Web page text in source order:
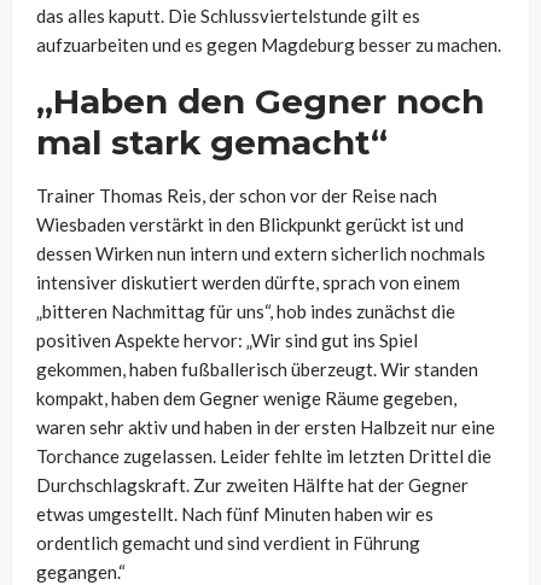
das alles kaputt. Die Schlussviertelstunde gilt es
aufzuarbeiten und es gegen Magdeburg besser zu machen.
„Haben den Gegner noch
mal stark gemacht“
Trainer Thomas Reis, der schon vor der Reise nach
Wiesbaden verstärkt in den Blickpunkt gerückt ist und
dessen Wirken nun intern und extern sicherlich nochmals
intensiver diskutiert werden dürfte, sprach von einem
„bitteren Nachmittag für uns“, hob indes zunächst die
positiven Aspekte hervor: „Wir sind gut ins Spiel
gekommen, haben fußballerisch überzeugt. Wir standen
kompakt, haben dem Gegner wenige Räume gegeben,
waren sehr aktiv und haben in der ersten Halbzeit nur eine
Torchance zugelassen. Leider fehlte im letzten Drittel die
Durchschlagskraft. Zur zweiten Hälfte hat der Gegner
etwas umgestellt. Nach fünf Minuten haben wir es
ordentlich gemacht und sind verdient in Führung
gegangen.“